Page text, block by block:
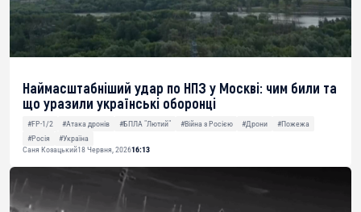
Наймасштабніший удар по НПЗ у Москві: чим били та
що уразили українські оборонці
#FP-1/2 #Атака дронів #БПЛА "Лютий" #Війна з Росією #Дрони
#Пожежа
#Росія
#Україна
Саня Козацький18 Червня, 202616:13